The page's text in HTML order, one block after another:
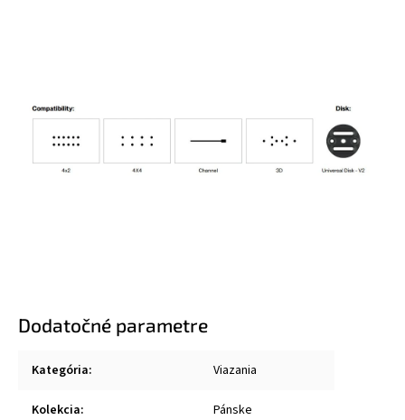
Dodatočné parametre
Kategória: Viazania
Kolekcia: Pánske